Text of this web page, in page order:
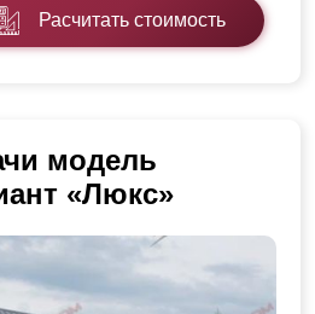
Расчитать стоимость
модель
«Люкс»